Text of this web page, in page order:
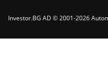
Investor.BG AD © 2001-2026